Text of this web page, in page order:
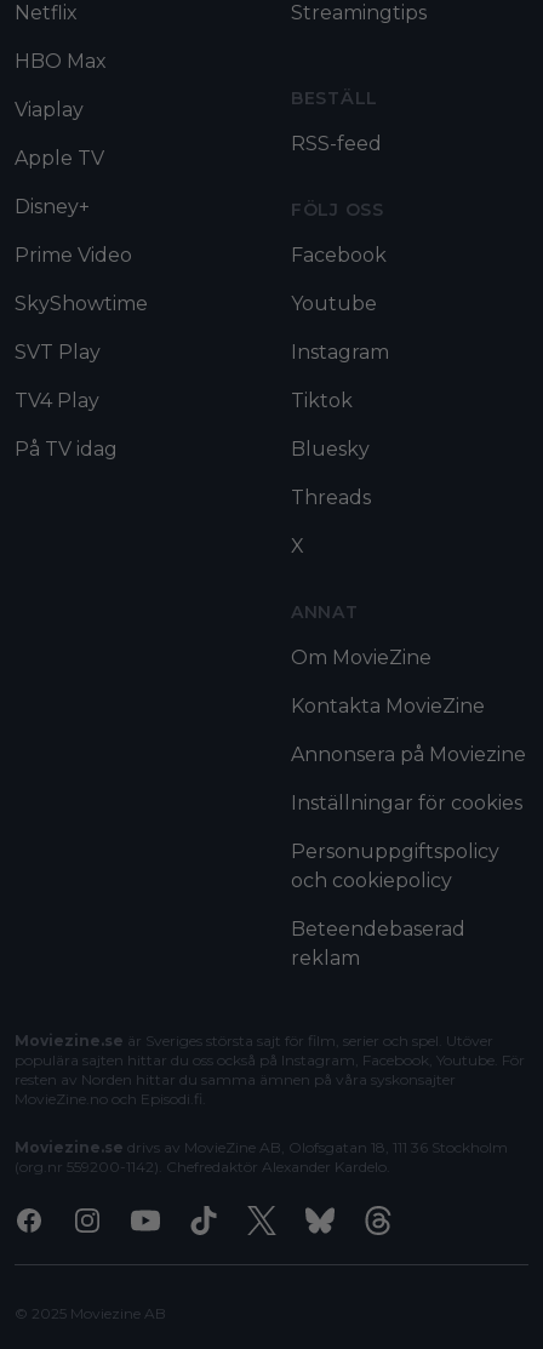
Netflix
HBO Max
Viaplay
Apple TV
Disney+
Prime Video
SkyShowtime
SVT Play
TV4 Play
På TV idag
Streamingtips
BESTÄLL
RSS-feed
FÖLJ OSS
Facebook
Youtube
Instagram
Tiktok
Bluesky
Threads
X
ANNAT
Om MovieZine
Kontakta MovieZine
Annonsera på Moviezine
Inställningar för cookies
Personuppgiftspolicy
och cookiepolicy
Beteendebaserad
reklam
Moviezine.se är Sveriges största sajt för film, serier och spel. Utöver
populära sajten hittar du oss också på Instagram, Facebook, Youtube. För
resten av Norden hittar du samma ämnen på våra syskonsajter
MovieZine.no och Episodi.fi
Moviezine.se drivs av MovieZine AB, Olofsgatan 18, 111 36 Stockholm
(org.nr 559200-1142). Chefredaktör Alexander Kardelo
FacebookInstagramYoutubeTiktok X BlueskyThreads
© 2025 Moviezine AB